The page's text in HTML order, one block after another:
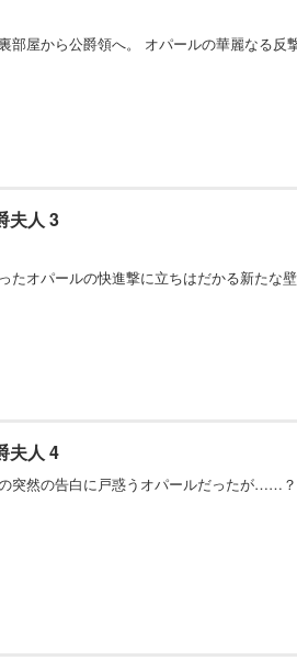
部屋から公爵領へ。 オパールの華麗なる反
夫人 3
たオパールの快進撃に立ちはだかる新たな
夫人 4
突然の告白に戸惑うオパールだったが……？